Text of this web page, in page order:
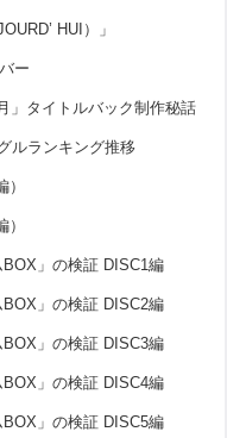
HUI）」
ー
」タイトルバック制作秘話
ルランキング推移
」の検証 DISC1編
」の検証 DISC2編
」の検証 DISC3編
」の検証 DISC4編
」の検証 DISC5編